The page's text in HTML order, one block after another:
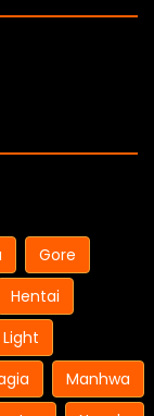
Gore
Hentai
Light
Manhwa